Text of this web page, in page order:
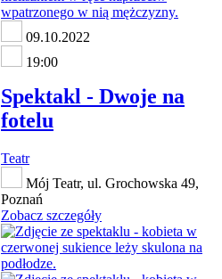
09.10.2022
19:00
Spektakl - Dwoje na
fotelu
Teatr
Mój Teatr, ul. Grochowska 49,
Poznań
Zobacz szczegóły